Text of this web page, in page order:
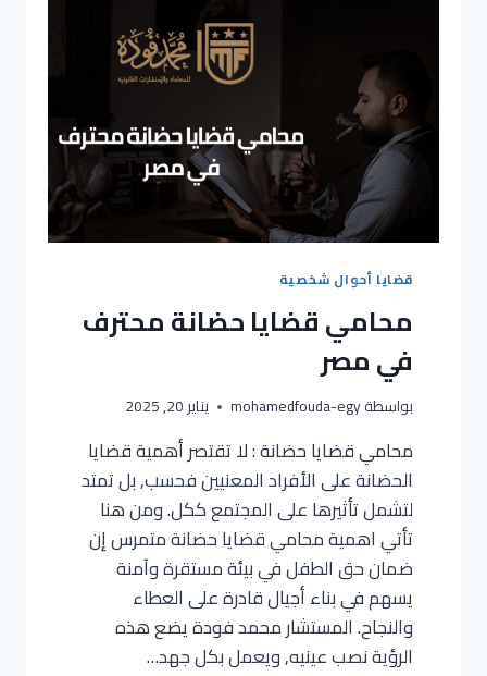
قضايا أحوال شخصية
محامي قضايا حضانة محترف
في مصر
بواسطةmohamedfouda-egy يناير 20, 2025
محامي قضايا حضانة : لا تقتصر أهمية قضايا
الحضانة على الأفراد المعنيين فحسب, بل تمتد
لتشمل تأثيرها على المجتمع ككل. ومن هنا
تأتي اهمية محامي قضايا حضانة متمرس إن
ضمان حق الطفل في بيئة مستقرة وآمنة
يسهم في بناء أجيال قادرة على العطاء
والنجاح. المستشار محمد فودة يضع هذه
الرؤية نصب عينيه, ويعمل بكل جهد…